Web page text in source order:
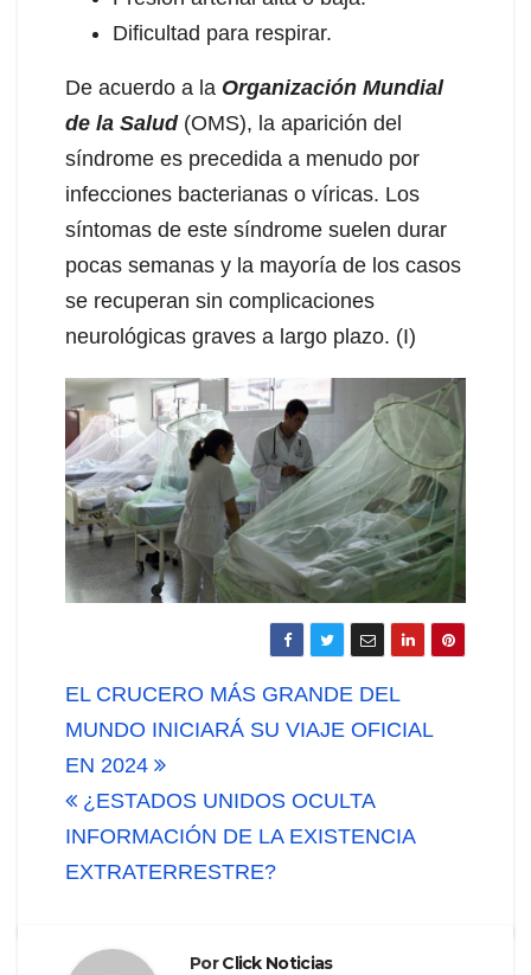
Dificultad para respirar.
De acuerdo a la Organización Mundial
de la Salud(OMS), la aparición del
síndrome es precedida a menudo por
infecciones bacterianas o víricas. Los
síntomas de este síndrome suelen durar
pocas semanas y la mayoría de los casos
se recuperan sin complicaciones
neurológicas graves a largo plazo. (I)
Navegación
de
entradas
EL CRUCERO MÁS GRANDE DEL
MUNDO INICIARÁ SU VIAJE OFICIAL
EN 2024
¿ESTADOS UNIDOS OCULTA
INFORMACIÓN DE LA EXISTENCIA
EXTRATERRESTRE?
PorClick Noticias